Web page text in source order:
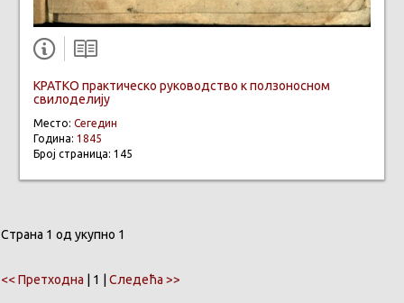
КРАТКО практическо руководство к ползоносном
свилодeлију
Место: Сегедин
Година: 1845
Број страница: 145
Страна 1 од укупно 1
<< Претходна | 1 | Следећа >>